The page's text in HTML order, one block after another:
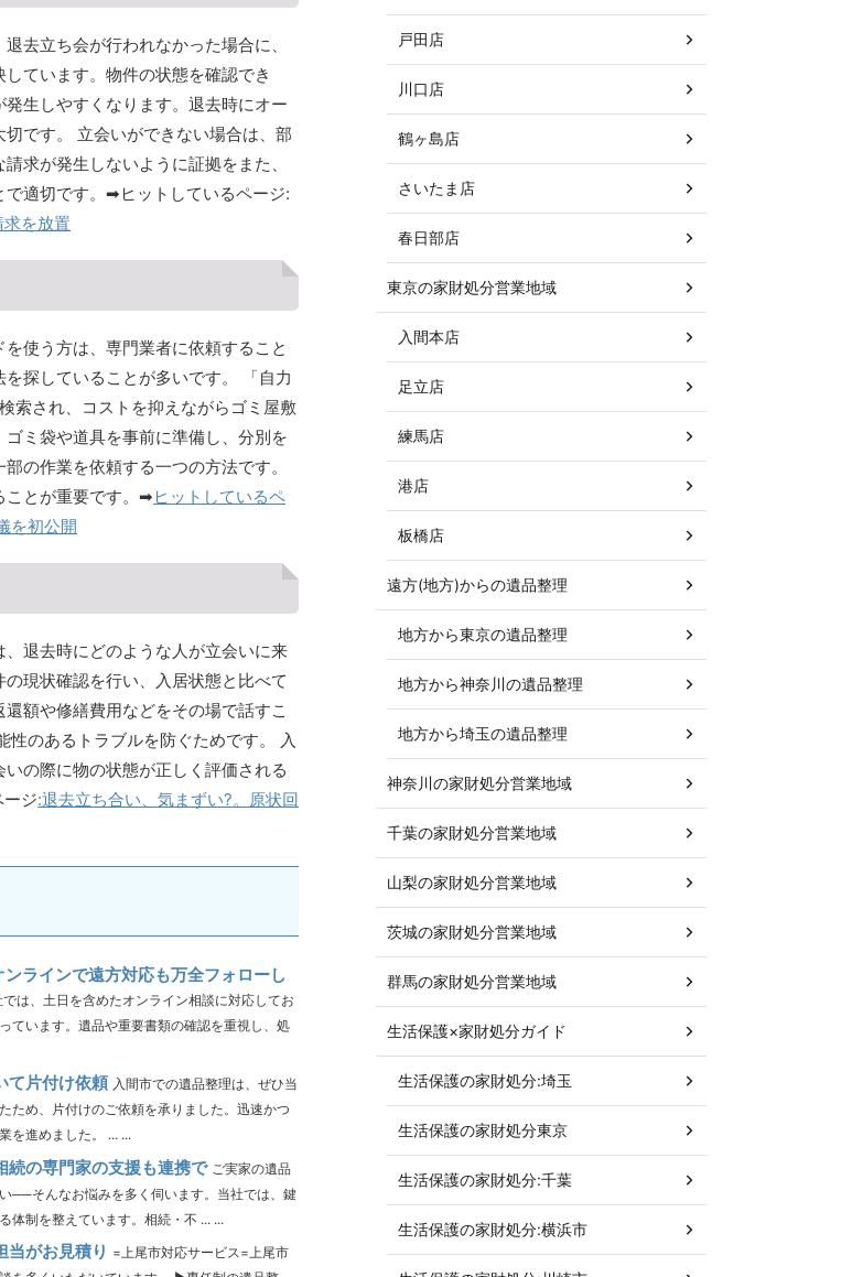
去立ち会が行われなかった場合に、
ています。物件の状態を確認でき
生しやすくなります。退去時にオー
です。 立会いができない場合は、部
求が発生しないように証拠をまた、
適切です。➡ヒットしているページ:
を放置
使う方は、専門業者に依頼すること
探していることが多いです。 「自力
索され、コストを抑えながらゴミ屋敷
ミ袋や道具を事前に準備し、分別を
の作業を依頼する一つの方法です。
ことが重要です。➡ ヒットしているペ
を初公開
、退去時にどのような人が立会いに来
現状確認を行い、入居状態と比べて
額や修繕費用などをその場で話すこ
性のあるトラブルを防ぐためです。 入
の際に物の状態が正しく評価される
ジ:退去立ち合い、気まずい?。原状回
ラインで遠方対応も万全フォローし
は、土日を含めたオンライン相談に対応してお
ています。遺品や重要書類の確認を重視し、処
て片付け依頼 入間市での遺品整理は、ぜひ当
ため、片付けのご依頼を承りました。迅速かつ
を進めました。 ... ...
続の専門家の支援も連携で ご実家の遺品
──そんなお悩みを多く伺います。当社では、鍵
体制を整えています。相続・不 ... ...
当がお見積り =上尾市対応サービス=上尾市
戸田店
川口店
鶴ヶ島店
さいたま店
春日部店
東京の家財処分営業地域
入間本店
足立店
練馬店
港店
板橋店
遠方(地方)からの遺品整理
地方から東京の遺品整理
地方から神奈川の遺品整理
地方から埼玉の遺品整理
神奈川の家財処分営業地域
千葉の家財処分営業地域
山梨の家財処分営業地域
茨城の家財処分営業地域
群馬の家財処分営業地域
生活保護×家財処分ガイド
生活保護の家財処分:埼玉
生活保護の家財処分東京
生活保護の家財処分:千葉
生活保護の家財処分:横浜市